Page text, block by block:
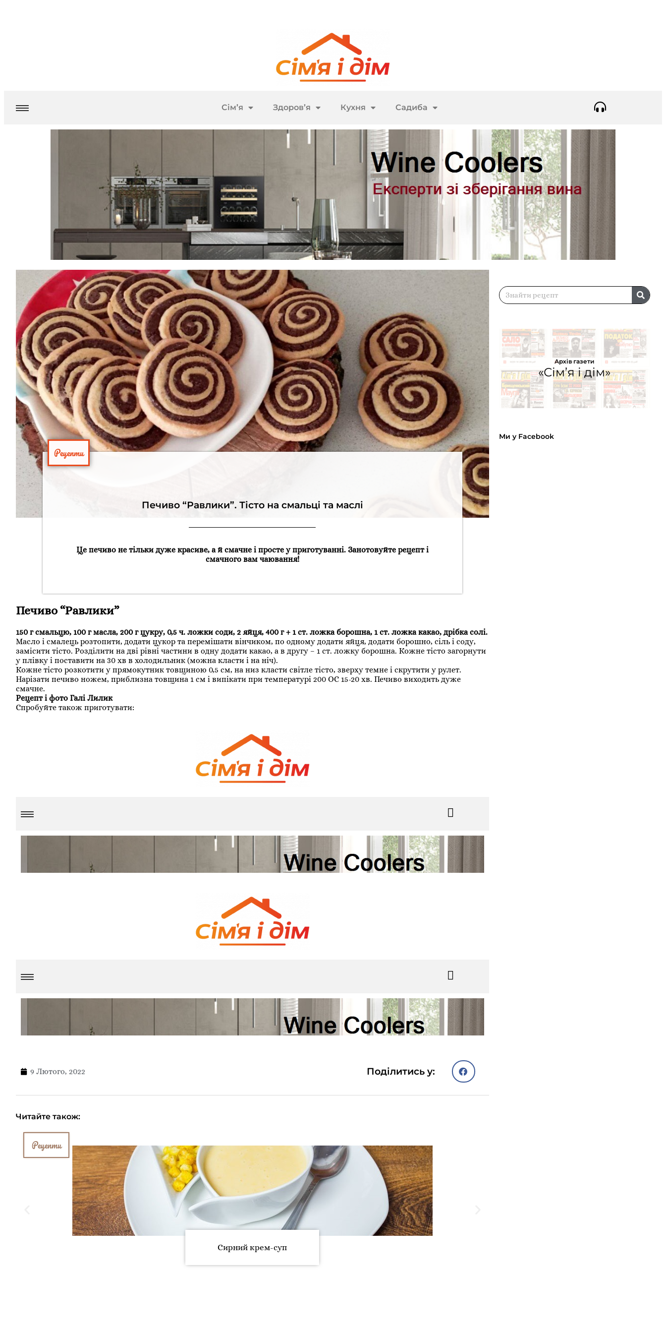
Сім’я Здоров’я Кухня Садиба
Рецепти
Печиво “Равлики”. Тісто на смальці та маслі
Це печиво не тільки дуже красиве, а й смачне і просте у приготуванні. Занотовуйте рецепт і
смачного вам чаювання!
Печиво “Равлики”
150 г смальцю, 100 г масла, 200 г цукру, 0,5 ч. ложки соди, 2 яйця, 400 г + 1 ст. ложка борошна, 1 ст. ложка какао, дрібка солі.
Масло і смалець розтопити, додати цукор та перемішати вінчиком, по одному додати яйця, додати борошно, сіль і соду,
замісити тісто. Розділити на дві рівні частини в одну додати какао, а в другу – 1 ст. ложку борошна. Кожне тісто загорнути
у плівку і поставити на 30 хв в холодильник (можна класти і на ніч).
Кожне тісто розкотити у прямокутник товщиною 0,5 см, на низ класти світле тісто, зверху темне і скрутити у рулет.
Нарізати печиво ножем, приблизна товщина 1 см і випікати при температурі 200 ОС 15-20 хв. Печиво виходить дуже
смачне.
Рецепт і фото Галі Лилик
Спробуйте також приготувати:
9 Лютого, 2022 Поділитись у:
Читайте також:
Рецепти
Сирний крем-суп
Архів газети
«Сім’я і дім»
Ми у Facebook